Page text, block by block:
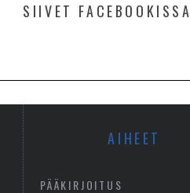
SIIVET FACEBOOKISSA
AIHEET
PÄÄKIRJOITUS